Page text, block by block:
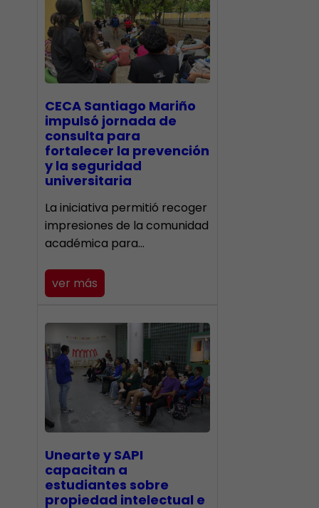
CECA Santiago Mariño
impulsó jornada de
consulta para
fortalecer la prevención
y la seguridad
universitaria
La iniciativa permitió recoger
impresiones de la comunidad
académica para…
ver más
Unearte y SAPI
capacitan a
estudiantes sobre
propiedad intelectual e